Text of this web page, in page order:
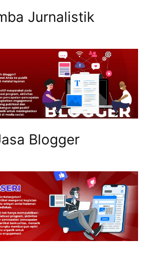
Jurnalistik
Blogger